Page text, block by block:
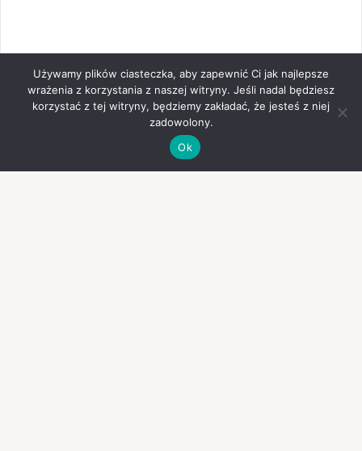
Używamy plików ciasteczka, aby zapewnić Ci jak najlepsze
wrażenia z korzystania z naszej witryny. Jeśli nadal będziesz
korzystać z tej witryny, będziemy zakładać, że jesteś z niej
zadowolony.
Ok